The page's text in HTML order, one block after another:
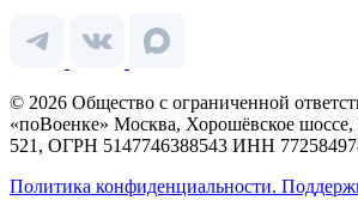
© 2026 Общество с ограниченной
«поВоенке» Москва, Хорошёвское шоссе,
521, ОГРН 5147746388543 ИНН
Политика конфиденциальности.